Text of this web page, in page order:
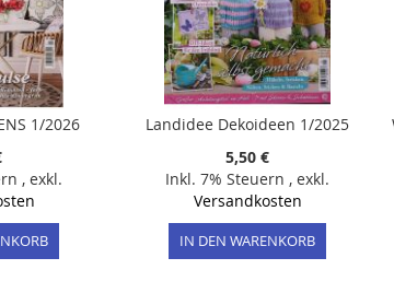
1/2026
, exkl.
Landidee Dekoideen 1/2025
5,50 €
Inkl. 7% Steuern , exkl.
Versandkosten
IN DEN WARENKORB